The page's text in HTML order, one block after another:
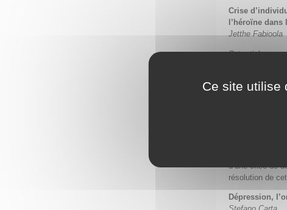
Crise
l’héroïne
Jetthe Fabioola
Cet article
comme la
par leurs pères
L’autrice
d’une crise de
résolution de
Dépression,
Ce site utilise